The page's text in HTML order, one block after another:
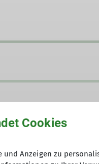
Cookies
und Anzeigen zu